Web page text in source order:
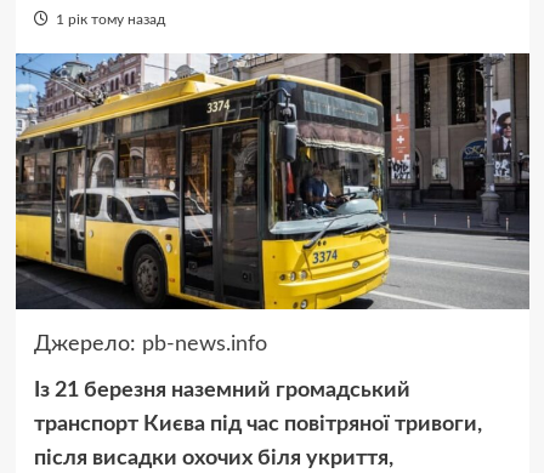
1 рік тому назад
Джерело: pb-news.info
Із 21 березня наземний громадський
транспорт Києва під час повітряної тривоги,
після висадки охочих біля укриття,